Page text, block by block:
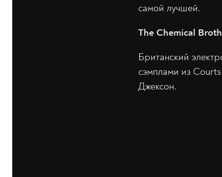
самой лучшей.
The Chemical
Британский
сэмплами из
Джексон.